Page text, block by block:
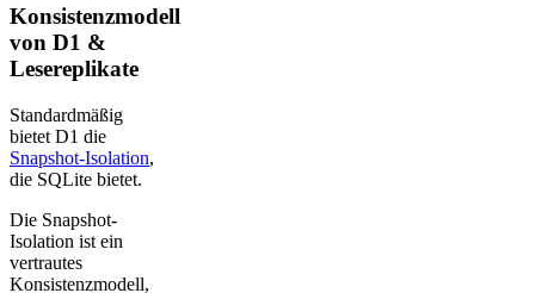
Konsistenzmodell
von D1 &
Lesereplikate
Standardmäßig
bietet D1 die
Snapshot-Isolation,
die SQLite bietet.
Die Snapshot-
Isolation ist ein
vertrautes
Konsistenzmodell,